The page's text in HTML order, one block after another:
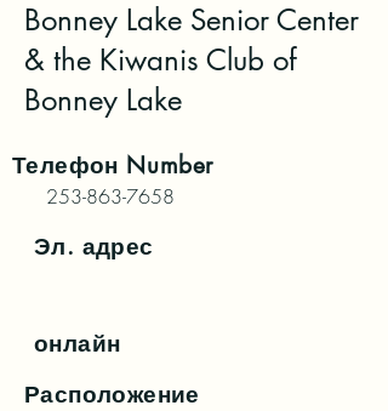
Bonney Lake Senior Center
& the Kiwanis Club of
Bonney Lake
Телефон Number
253-863-7658
Эл. адрес
онлайн
Расположение